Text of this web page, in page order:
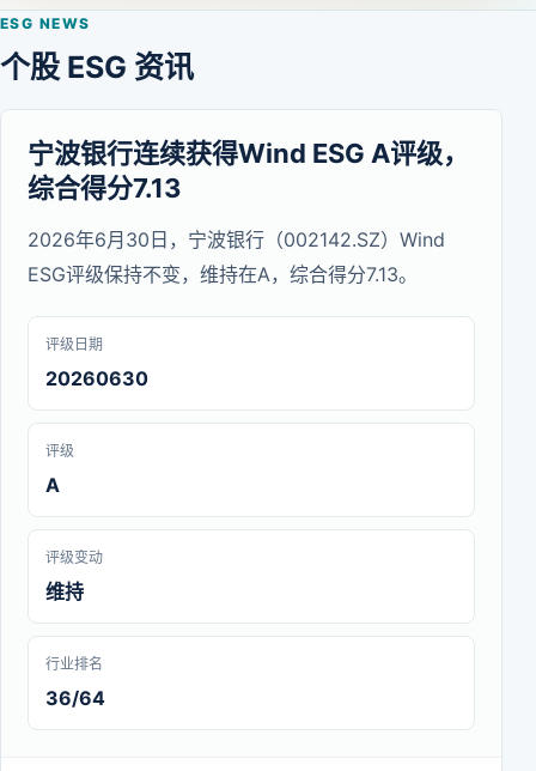
ESG NEWS
个股 ESG 资讯
宁波银行连续获得Wind ESG A评级，
综合得分7.13
2026年6月30日，宁波银行（002142.SZ）Wind
ESG评级保持不变，维持在A，综合得分7.13。
评级日期
20260630
评级
A
评级变动
维持
行业排名
36/64